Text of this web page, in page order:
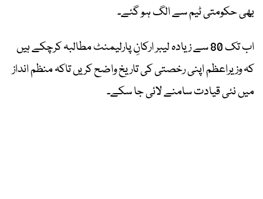
بھی حکومتی ٹیم سے الگ ہو گئے۔
اب تک 80 سے زیادہ لیبر ارکانِ پارلیمنٹ مطالبہ کرچکے ہیں
کہ وزیراعظم اپنی رخصتی کی تاریخ واضح کریں تاکہ منظم انداز
میں نئی قیادت سامنے لائی جا سکے۔